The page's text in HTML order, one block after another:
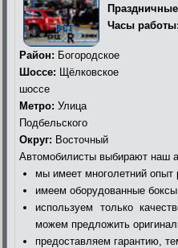
Часы работы:
Район: Богородское
Шоссе: Щёлковское
шоссе
Метро: Улица
Подбельского
Округ: Восточный
Автомобилисты выбирают наш
мы имеет многолетний опыт
имеем оборудованные
используем только
можем предложить
предоставляем гарантию,